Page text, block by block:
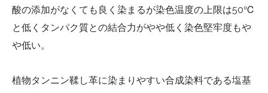
酸の添加がなくても良く染まるが染色温度の上限は50℃
と低くタンパク質との結合力がやや低く染色堅牢度もや
や低い。
植物タンニン鞣し革に染まりやすい合成染料である塩基